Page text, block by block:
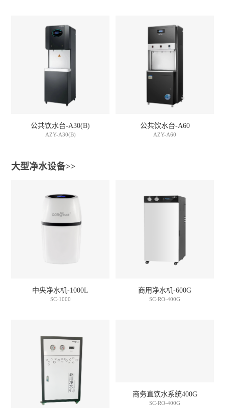
公共饮水台-A30(B)
AZY-A30(B)
公共饮水台-A60
AZY-A60
大型净水设备>>
中央净水机-1000L
SC-1000
商用净水机-600G
SC-RO-400G
商务直饮水系统400G
SC-RO-400G